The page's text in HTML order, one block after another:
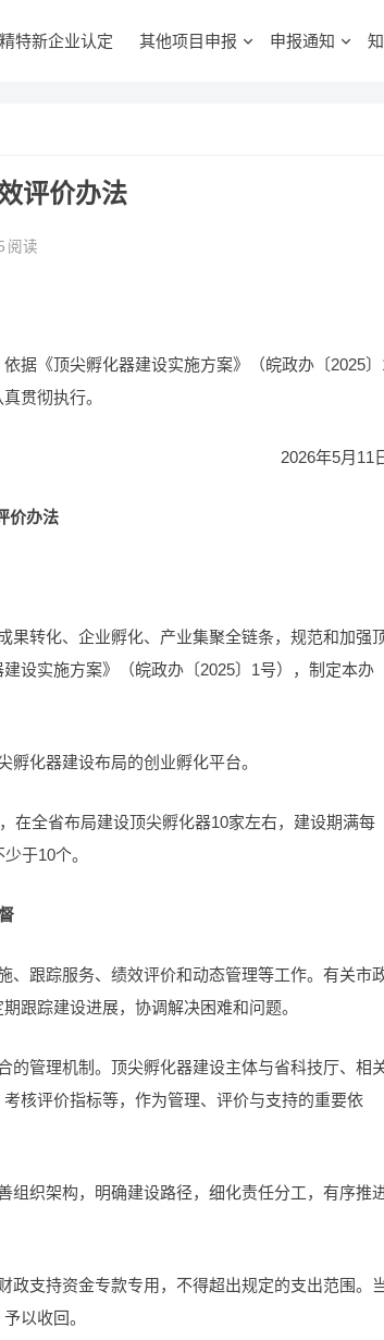
特新企业认定 其他项目申报 申报通知
评价办法
阅读
据《顶尖孵化器建设实施方案》（皖政办〔2025〕
贯彻执行。
2026年5月11
价办法
果转化、企业孵化、产业集聚全链条，规范和加强
设实施方案》（皖政办〔2025〕1号），制定本办
化器建设布局的创业孵化平台。
在全省布局建设顶尖孵化器10家左右，建设期满每
于10个。
、跟踪服务、绩效评价和动态管理等工作。有关市
跟踪建设进展，协调解决困难和问题。
的管理机制。顶尖孵化器建设主体与省科技厅、相
核评价指标等，作为管理、评价与支持的重要依
组织架构，明确建设路径，细化责任分工，有序推
支持资金专款专用，不得超出规定的支出范围。
以收回。